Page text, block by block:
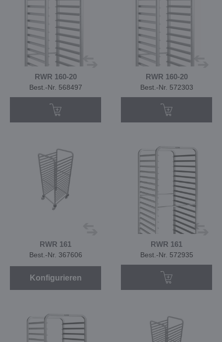
RWR 160-20
Best.-Nr. 568497
RWR 160-20
Best.-Nr. 572303
RWR 161
Best.-Nr. 367606
Konfigurieren
RWR 161
Best.-Nr. 572935